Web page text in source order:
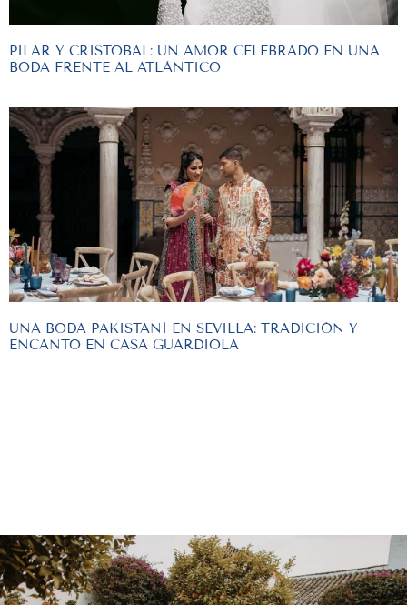
PILAR Y CRISTOBAL: UN AMOR CELEBRADO EN UNA
BODA FRENTE AL ATLÁNTICO
UNA BODA PAKISTANÍ EN SEVILLA: TRADICIÓN Y
ENCANTO EN CASA GUARDIOLA